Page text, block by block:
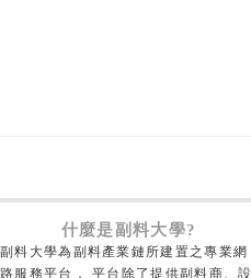
什麼是副料大學?
副料大學為副料產業鏈所建置之專業網
路服務平台， 平台除了提供副料商、設